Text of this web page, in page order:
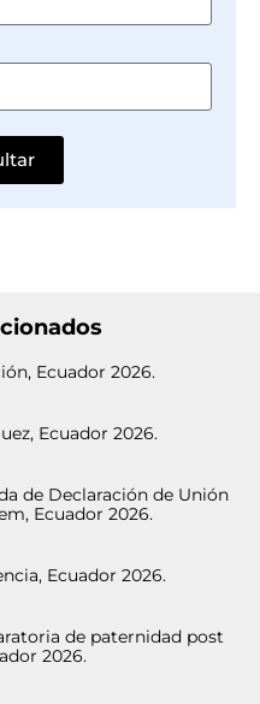
Ecuador 2026.
Ecuador 2026.
de Declaración de Unión
Ecuador 2026.
Ecuador 2026.
de paternidad post
2026.